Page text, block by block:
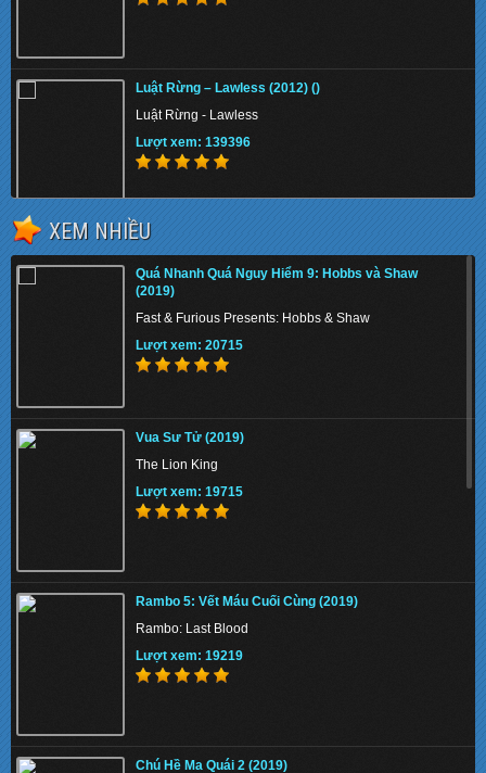
Luật Rừng – Lawless (2012) ()
Luật Rừng - Lawless
Lượt xem: 139396
Puli
Tử Địa Skyfall (2012)
Skyfall
Lượt xem: 141580
MaiKa Cô Bé Từ Trên Trời Rơi Xuống
She Came Out of the Blue Sky
Lượt xem: 158147
Mật Mã Bourne (2012)
XEM NHIỀU
Quá Nhanh Quá Nguy Hiểm 9: Hobbs và Shaw
(2019)
Fast & Furious Presents: Hobbs & Shaw
Lượt xem: 20715
Vua Sư Tử (2019)
The Lion King
Lượt xem: 19715
Rambo 5: Vết Máu Cuối Cùng (2019)
Rambo: Last Blood
Lượt xem: 19219
Chú Hề Ma Quái 2 (2019)